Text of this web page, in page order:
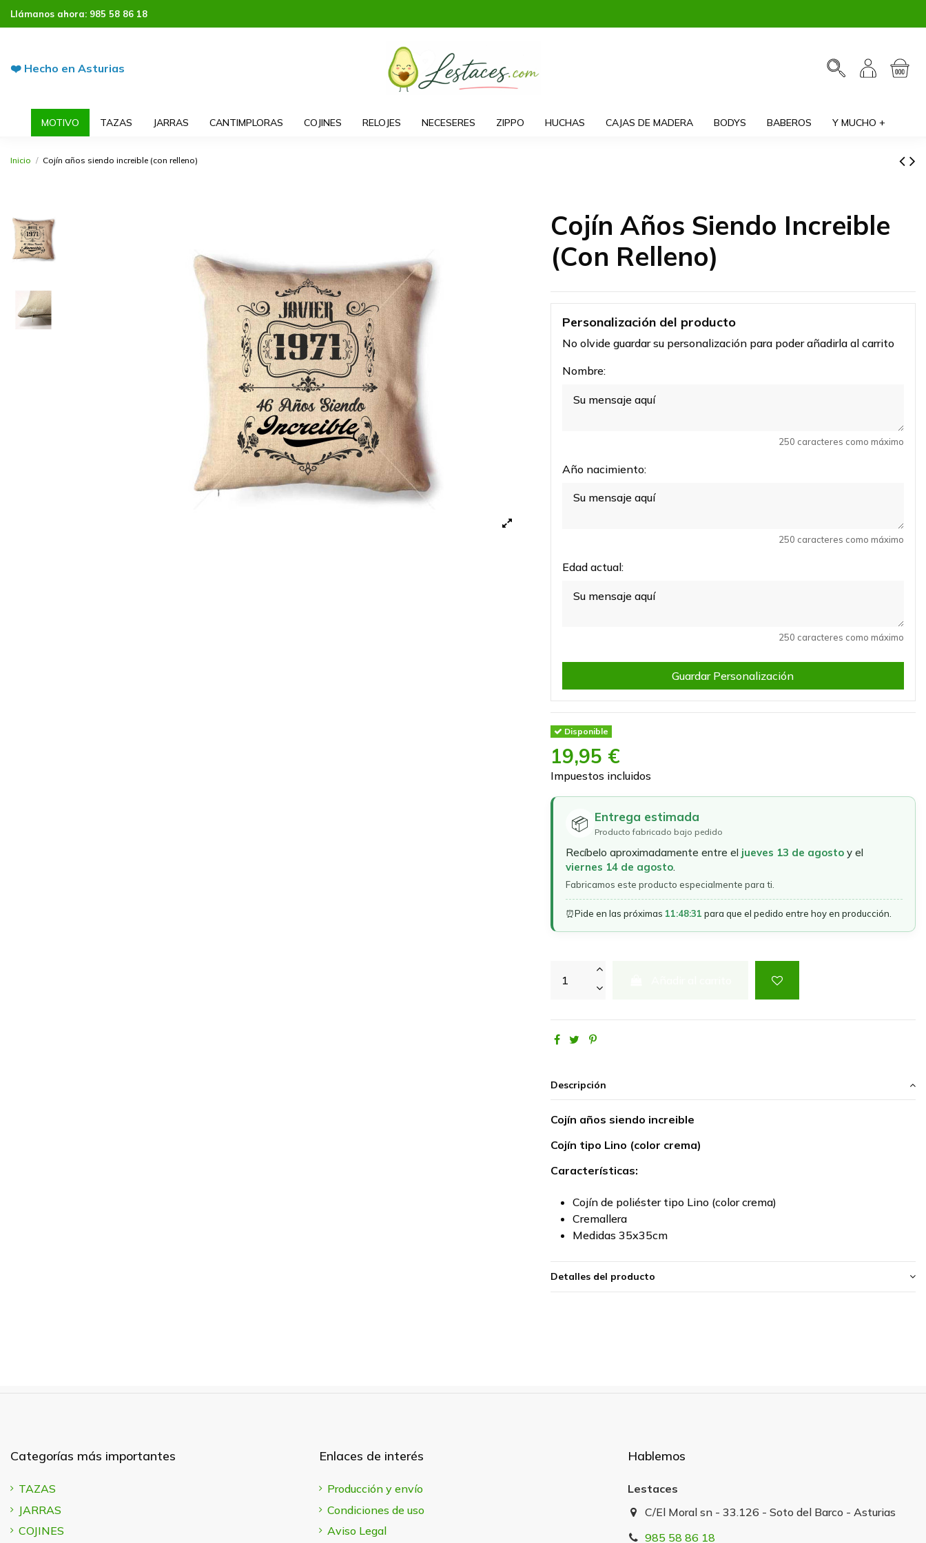
Llámanos ahora: 985 58 86 18
❤️ Hecho en Asturias
MOTIVO TAZAS JARRAS CANTIMPLORAS COJINES RELOJES NECESERES ZIPPO HUCHAS CAJAS DE MADERA BODYS BABEROS Y MUCHO +
Inicio Cojín años siendo increible (con relleno)
Cojín Años Siendo Increible
(Con Relleno)
Personalización del producto
No olvide guardar su personalización para poder añadirla al carrito
Nombre:
250 caracteres como máximo
Año nacimiento:
250 caracteres como máximo
Edad actual:
250 caracteres como máximo
Guardar Personalización
Disponible
19,95 €
Impuestos incluidos
📦 Entrega estimada
Producto fabricado bajo pedido
Recíbelo aproximadamente entre el jueves 13 de agostoy el
viernes 14 de agosto.
Fabricamos este producto especialmente para ti.
⏰Pide en las próximas 11:48:31 para que el pedido entre hoy en producción.
Descripción
Cojín años siendo increible
Cojín tipo Lino (color crema)
Características:
Cojín de poliéster tipo Lino (color crema)
Cremallera
Medidas 35x35cm
Detalles del producto
Categorías más importantes
TAZAS
JARRAS
COJINES
Enlaces de interés
Producción y envío
Condiciones de uso
Aviso Legal
Hablemos
Lestaces
C/El Moral sn - 33.126 - Soto del Barco - Asturias
985 58 86 18